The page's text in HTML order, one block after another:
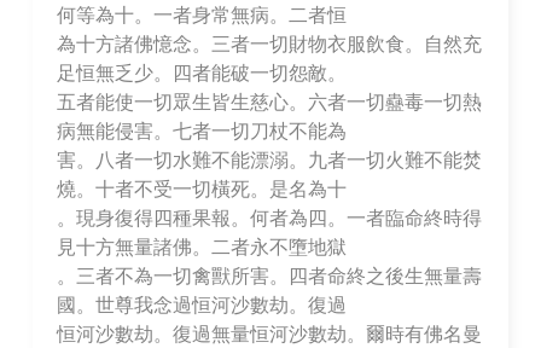
何等為十。一者身常無病。二者恒
為十方諸佛憶念。三者一切財物衣服飲食。自然充
足恒無乏少。四者能破一切怨敵。
五者能使一切眾生皆生慈心。六者一切蠱毒一切熱
病無能侵害。七者一切刀杖不能為
害。八者一切水難不能漂溺。九者一切火難不能焚
燒。十者不受一切橫死。是名為十
。現身復得四種果報。何者為四。一者臨命終時得
見十方無量諸佛。二者永不墮地獄
。三者不為一切禽獸所害。四者命終之後生無量壽
國。世尊我念過恒河沙數劫。復過
恒河沙數劫。復過無量恒河沙數劫。爾時有佛名曼